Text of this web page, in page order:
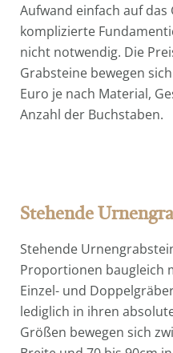
Aufwand einfach auf das
komplizierte
nicht notwendig. Die
Grabsteine bewegen
Euro je nach Material,
Anzahl der Buchstaben.
Stehende
Stehende
Proportionen baugleich
Einzel- und
lediglich in ihren
Größen bewegen sich